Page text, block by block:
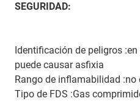
SEGURIDAD:
Identificación de peligros
puede causar asfixia
Rango de inflamabilidad :no
Tipo de FDS :Gas